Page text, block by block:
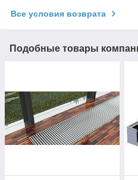
Все условия возврата
Подобные товары